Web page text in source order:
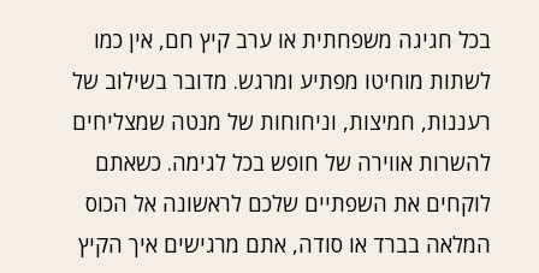
בכל חגיגה משפחתית או ערב קיץ חם, אין כמו
לשתות מוחיטו מפתיע ומרגש. מדובר בשילוב של
רעננות, חמיצות, וניחוחות של מנטה שמצליחים
להשרות אווירה של חופש בכל לגימה. כשאתם
לוקחים את השפתיים שלכם לראשונה אל הכוס
המלאה בברד או סודה, אתם מרגישים איך הקיץ